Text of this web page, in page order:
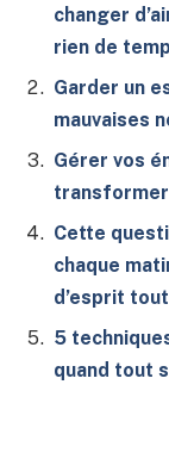
changer
rien de
Garder un
mauvaises
Gérer vos
Cette
chaque
d’esprit
5
quand tout